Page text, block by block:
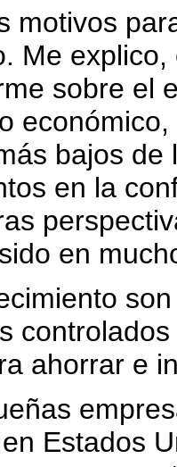
motivos
Me
sobre el
bajos
en la
en
ahorrar e
Estados